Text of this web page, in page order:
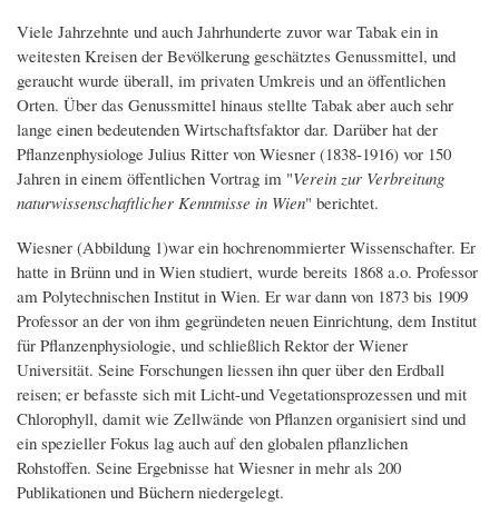
Viele Jahrzehnte und auch Jahrhunderte zuvor war Tabak ein in
weitesten Kreisen der Bevölkerung geschätztes Genussmittel, und
geraucht wurde überall, im privaten Umkreis und an öffentlichen
Orten. Über das Genussmittel hinaus stellte Tabak aber auch sehr
lange einen bedeutenden Wirtschaftsfaktor dar. Darüber hat der
Pflanzenphysiologe Julius Ritter von Wiesner (1838-1916) vor 150
Jahren in einem öffentlichen Vortrag im "Verein zur Verbreitung
naturwissenschaftlicher Kenntnisse in Wien" berichtet.
Wiesner (Abbildung 1)war ein hochrenommierter Wissenschafter. Er
hatte in Brünn und in Wien studiert, wurde bereits 1868 a.o. Professor
am Polytechnischen Institut in Wien. Er war dann von 1873 bis 1909
Professor an der von ihm gegründeten neuen Einrichtung, dem Institut
für Pflanzenphysiologie, und schließlich Rektor der Wiener
Universität. Seine Forschungen liessen ihn quer über den Erdball
reisen; er befasste sich mit Licht-und Vegetationsprozessen und mit
Chlorophyll, damit wie Zellwände von Pflanzen organisiert sind und
ein spezieller Fokus lag auch auf den globalen pflanzlichen
Rohstoffen. Seine Ergebnisse hat Wiesner in mehr als 200
Publikationen und Büchern niedergelegt.